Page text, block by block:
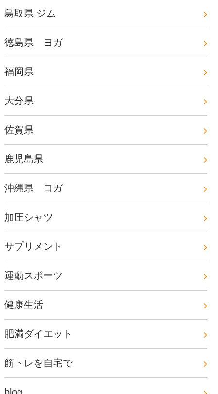
鳥取県 ジム
徳島県 ヨガ
福岡県
大分県
佐賀県
鹿児島県
沖縄県 ヨガ
加圧シャツ
サプリメント
運動スポーツ
健康生活
肥満ダイエット
筋トレを自宅で